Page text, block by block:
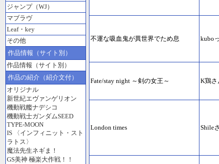
ジャンプ（WJ）
マブラヴ
Leaf・key
その他
作品情報（サイト別）
作品情報（サイト別）
作品の紹介（紹介文付）
オリジナル
新世紀エヴァンゲリオン
機動戦艦ナデシコ
機動戦士ガンダムSEED
TYPE-MOON
IS 〈インフィニット・スト
ラトス〉
魔法先生ネギま！
GS美神 極楽大作戦！！
不運な吸血鬼が異世界でため息 kubo
Fate/stay night ～剣の女王～ K鶏さ
London times Shile